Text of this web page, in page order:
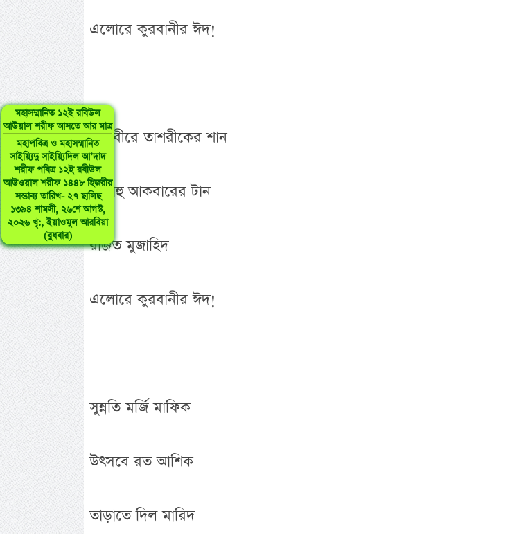
মহাসম্মানিত ১২ই রবিউল
আউয়াল শরীফ আসতে আর মাত্র
মহাপবিত্র ও মহাসম্মানিত
সাইয়্যিদু সাইয়্যিদিল আ’দাদ
শরীফ পবিত্র ১২ই রবীউল
আউওয়াল শরীফ ১৪৪৮ হিজরীর
সম্ভাব্য তারিখ- ২৭ ছালিছ
১৩৯৪ শামসী, ২৬শে আগস্ট,
২০২৬ খৃ:, ইয়াওমুল আরবিয়া
(বুধবার)
এলোরে কুরবানীর ঈদ!
তাকবীরে তাশরীকের শান
আল্লাহু আকবারের টান
রঞ্জিত মুজাহিদ
এলোরে কুরবানীর ঈদ!
সুন্নতি মর্জি মাফিক
উৎসবে রত আশিক
তাড়াতে দিল মারিদ